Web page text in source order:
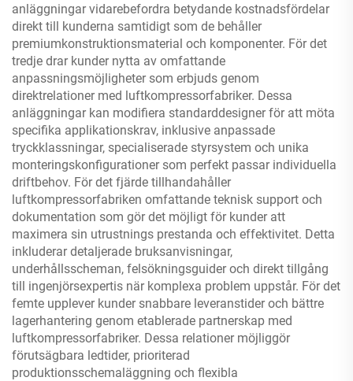
anläggningar vidarebefordra betydande kostnadsfördelar
direkt till kunderna samtidigt som de behåller
premiumkonstruktionsmaterial och komponenter. För det
tredje drar kunder nytta av omfattande
anpassningsmöjligheter som erbjuds genom
direktrelationer med luftkompressorfabriker. Dessa
anläggningar kan modifiera standarddesigner för att möta
specifika applikationskrav, inklusive anpassade
tryckklassningar, specialiserade styrsystem och unika
monteringskonfigurationer som perfekt passar individuella
driftbehov. För det fjärde tillhandahåller
luftkompressorfabriken omfattande teknisk support och
dokumentation som gör det möjligt för kunder att
maximera sin utrustnings prestanda och effektivitet. Detta
inkluderar detaljerade bruksanvisningar,
underhållsscheman, felsökningsguider och direkt tillgång
till ingenjörsexpertis när komplexa problem uppstår. För det
femte upplever kunder snabbare leveranstider och bättre
lagerhantering genom etablerade partnerskap med
luftkompressorfabriker. Dessa relationer möjliggör
förutsägbara ledtider, prioriterad
produktionsschemaläggning och flexibla